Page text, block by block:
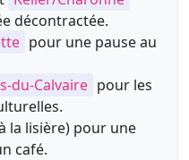
décontractée.
pour une pause au
du-Calvaire pour les
la lisière) pour une
café.